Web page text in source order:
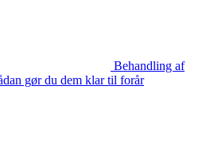
Behandling af
gør du dem klar til forår